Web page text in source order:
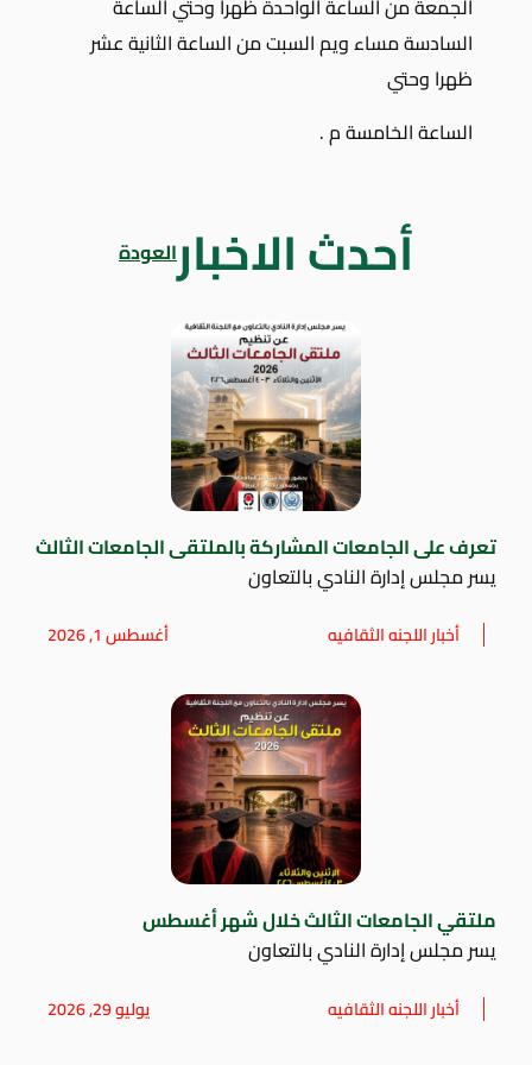
الجمعة من الساعة الواحدة ظهرا وحتي الساعة
السادسة مساء ويم السبت من الساعة الثانية عشر
ظهرا وحتي
الساعة الخامسة م .
أحدث الاخبارالعودة
تعرف على الجامعات المشاركة بالملتقى الجامعات الثالث
يسر مجلس إدارة النادي بالتعاون
أخبار اللجنه الثقافيه أغسطس 1, 2026
ملتقي الجامعات الثالث خلال شهر أغسطس
يسر مجلس إدارة النادي بالتعاون
أخبار اللجنه الثقافيه يوليو 29, 2026